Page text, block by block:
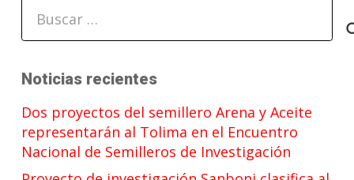
Noticias recientes
Dos proyectos del semillero Arena y Aceite
representarán al Tolima en el Encuentro
Nacional de Semilleros de Investigación